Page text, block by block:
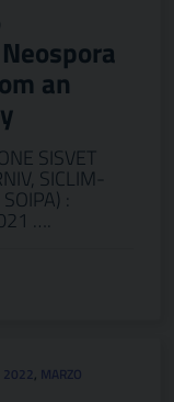
an
SISVET
SICLIM-
:
….
2022, MARZO